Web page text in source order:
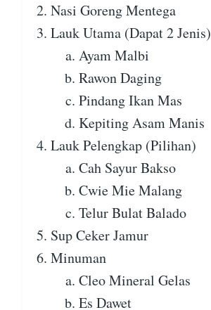
Nasi Goreng Mentega
Lauk Utama (Dapat 2 Jenis)
Ayam Malbi
Rawon Daging
Pindang Ikan Mas
Kepiting Asam Manis
Lauk Pelengkap (Pilihan)
Cah Sayur Bakso
Cwie Mie Malang
Telur Bulat Balado
Sup Ceker Jamur
Minuman
Cleo Mineral Gelas
Es Dawet